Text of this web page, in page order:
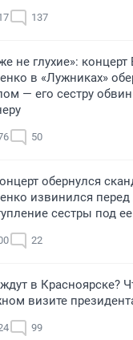
137
не глухие»: концерт
в «Лужниках»
— его сестру
50
обернулся
извинился
сестры под
22
в Красноярске?
визите
99